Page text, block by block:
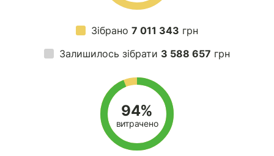
Зібрано 7 011 343 грн
Залишилось зібрати 3 588 657 грн
94%
витрачено